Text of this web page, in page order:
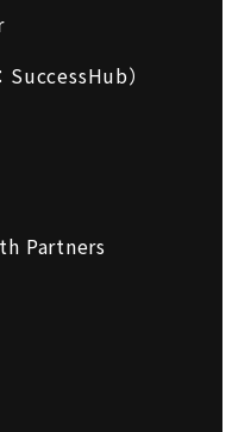
）
Partners